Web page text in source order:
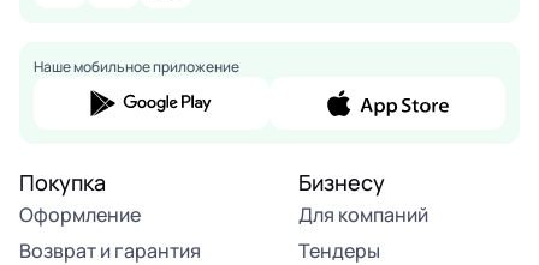
Наше мобильное приложение
Покупка
Оформление
Возврат и гарантия
Бизнесу
Для компаний
Тендеры